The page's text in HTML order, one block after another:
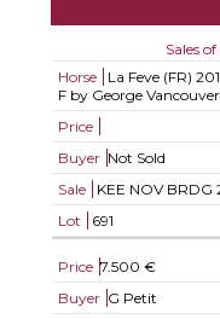
Sales
Horse
La Feve (FR)
F by George
Price
Buyer Not Sold
Sale
KEE NOV BRDG
Lot
691
Price 7.500 €
Buyer G Petit